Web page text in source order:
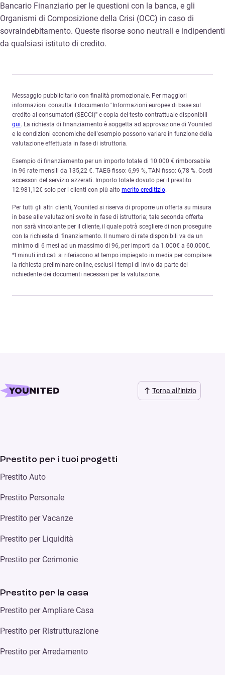
Bancario Finanziario per le questioni con la banca, e gli
Organismi di Composizione della Crisi (OCC) in caso di
sovraindebitamento. Queste risorse sono neutrali e indipendenti
da qualsiasi istituto di credito.
Messaggio pubblicitario con finalità promozionale. Per maggiori
informazioni consulta il documento “Informazioni europee di base sul
credito ai consumatori (SECCI)” e copia del testo contrattuale disponibili
qui. La richiesta di finanziamento è soggetta ad approvazione di Younited
e le condizioni economiche dell’esempio possono variare in funzione della
valutazione effettuata in fase di istruttoria.
Esempio di finanziamento per un importo totale di 10.000 € rimborsabile
in 96 rate mensili da 135,22 €. TAEG fisso: 6,99 %, TAN fisso: 6,78 %. Costi
accessori del servizio azzerati. Importo totale dovuto per il prestito
12.981,12€ solo per i clienti con più alto merito creditizio.
Per tutti gli altri clienti, Younited si riserva di proporre un’offerta su misura
in base alle valutazioni svolte in fase di istruttoria; tale seconda offerta
non sarà vincolante per il cliente, il quale potrà scegliere di non proseguire
con la richiesta di finanziamento. Il numero di rate disponibili va da un
minimo di 6 mesi ad un massimo di 96, per importi da 1.000€ a 60.000€.
*I minuti indicati si riferiscono al tempo impiegato in media per compilare
la richiesta preliminare online, esclusi i tempi di invio da parte del
richiedente dei documenti necessari per la valutazione.
Torna all’inizio
Prestito per i tuoi progetti
Prestito Auto
Prestito Personale
Prestito per Vacanze
Prestito per Liquidità
Prestito per Cerimonie
Prestito per la casa
Prestito per Ampliare Casa
Prestito per Ristrutturazione
Prestito per Arredamento